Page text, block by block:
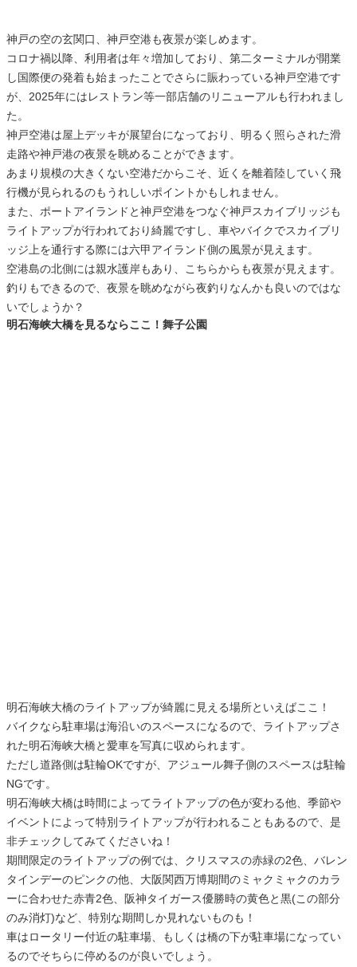
神戸の空の玄関口、神戸空港も夜景が楽しめます。
コロナ禍以降、利用者は年々増加しており、第二ターミナルが開業
し国際便の発着も始まったことでさらに賑わっている神戸空港です
が、2025年にはレストラン等一部店舗のリニューアルも行われまし
た。
神戸空港は屋上デッキが展望台になっており、明るく照らされた滑
走路や神戸港の夜景を眺めることができます。
あまり規模の大きくない空港だからこそ、近くを離着陸していく飛
行機が見られるのもうれしいポイントかもしれません。
また、ポートアイランドと神戸空港をつなぐ神戸スカイブリッジも
ライトアップが行われており綺麗ですし、車やバイクでスカイブリ
ッジ上を通行する際には六甲アイランド側の風景が見えます。
空港島の北側には親水護岸もあり、こちらからも夜景が見えます。
釣りもできるので、夜景を眺めながら夜釣りなんかも良いのではな
いでしょうか？
明石海峡大橋を見るならここ！舞子公園
明石海峡大橋のライトアップが綺麗に見える場所といえばここ！
バイクなら駐車場は海沿いのスペースになるので、ライトアップさ
れた明石海峡大橋と愛車を写真に収められます。
ただし道路側は駐輪OKですが、アジュール舞子側のスペースは駐輪
NGです。
明石海峡大橋は時間によってライトアップの色が変わる他、季節や
イベントによって特別ライトアップが行われることもあるので、是
非チェックしてみてくださいね！
期間限定のライトアップの例では、クリスマスの赤緑の2色、バレン
タインデーのピンクの他、大阪関西万博期間のミャクミャクのカラ
ーに合わせた赤青2色、阪神タイガース優勝時の黄色と黒(この部分
のみ消灯)など、特別な期間しか見れないものも！
車はロータリー付近の駐車場、もしくは橋の下が駐車場になってい
るのでそちらに停めるのが良いでしょう。